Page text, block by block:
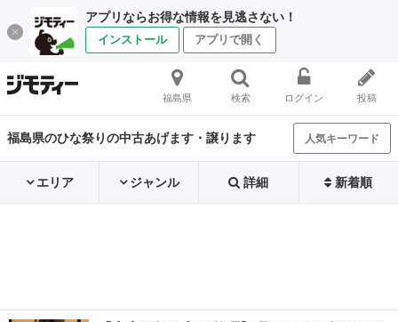
アプリならお得な情報を見逃さない！
インストール アプリで開く
福島県 検索 ログイン 投稿
福島県のひな祭りの中古あげます・譲ります 人気キーワード
エリア ジャンル 詳細 新着順